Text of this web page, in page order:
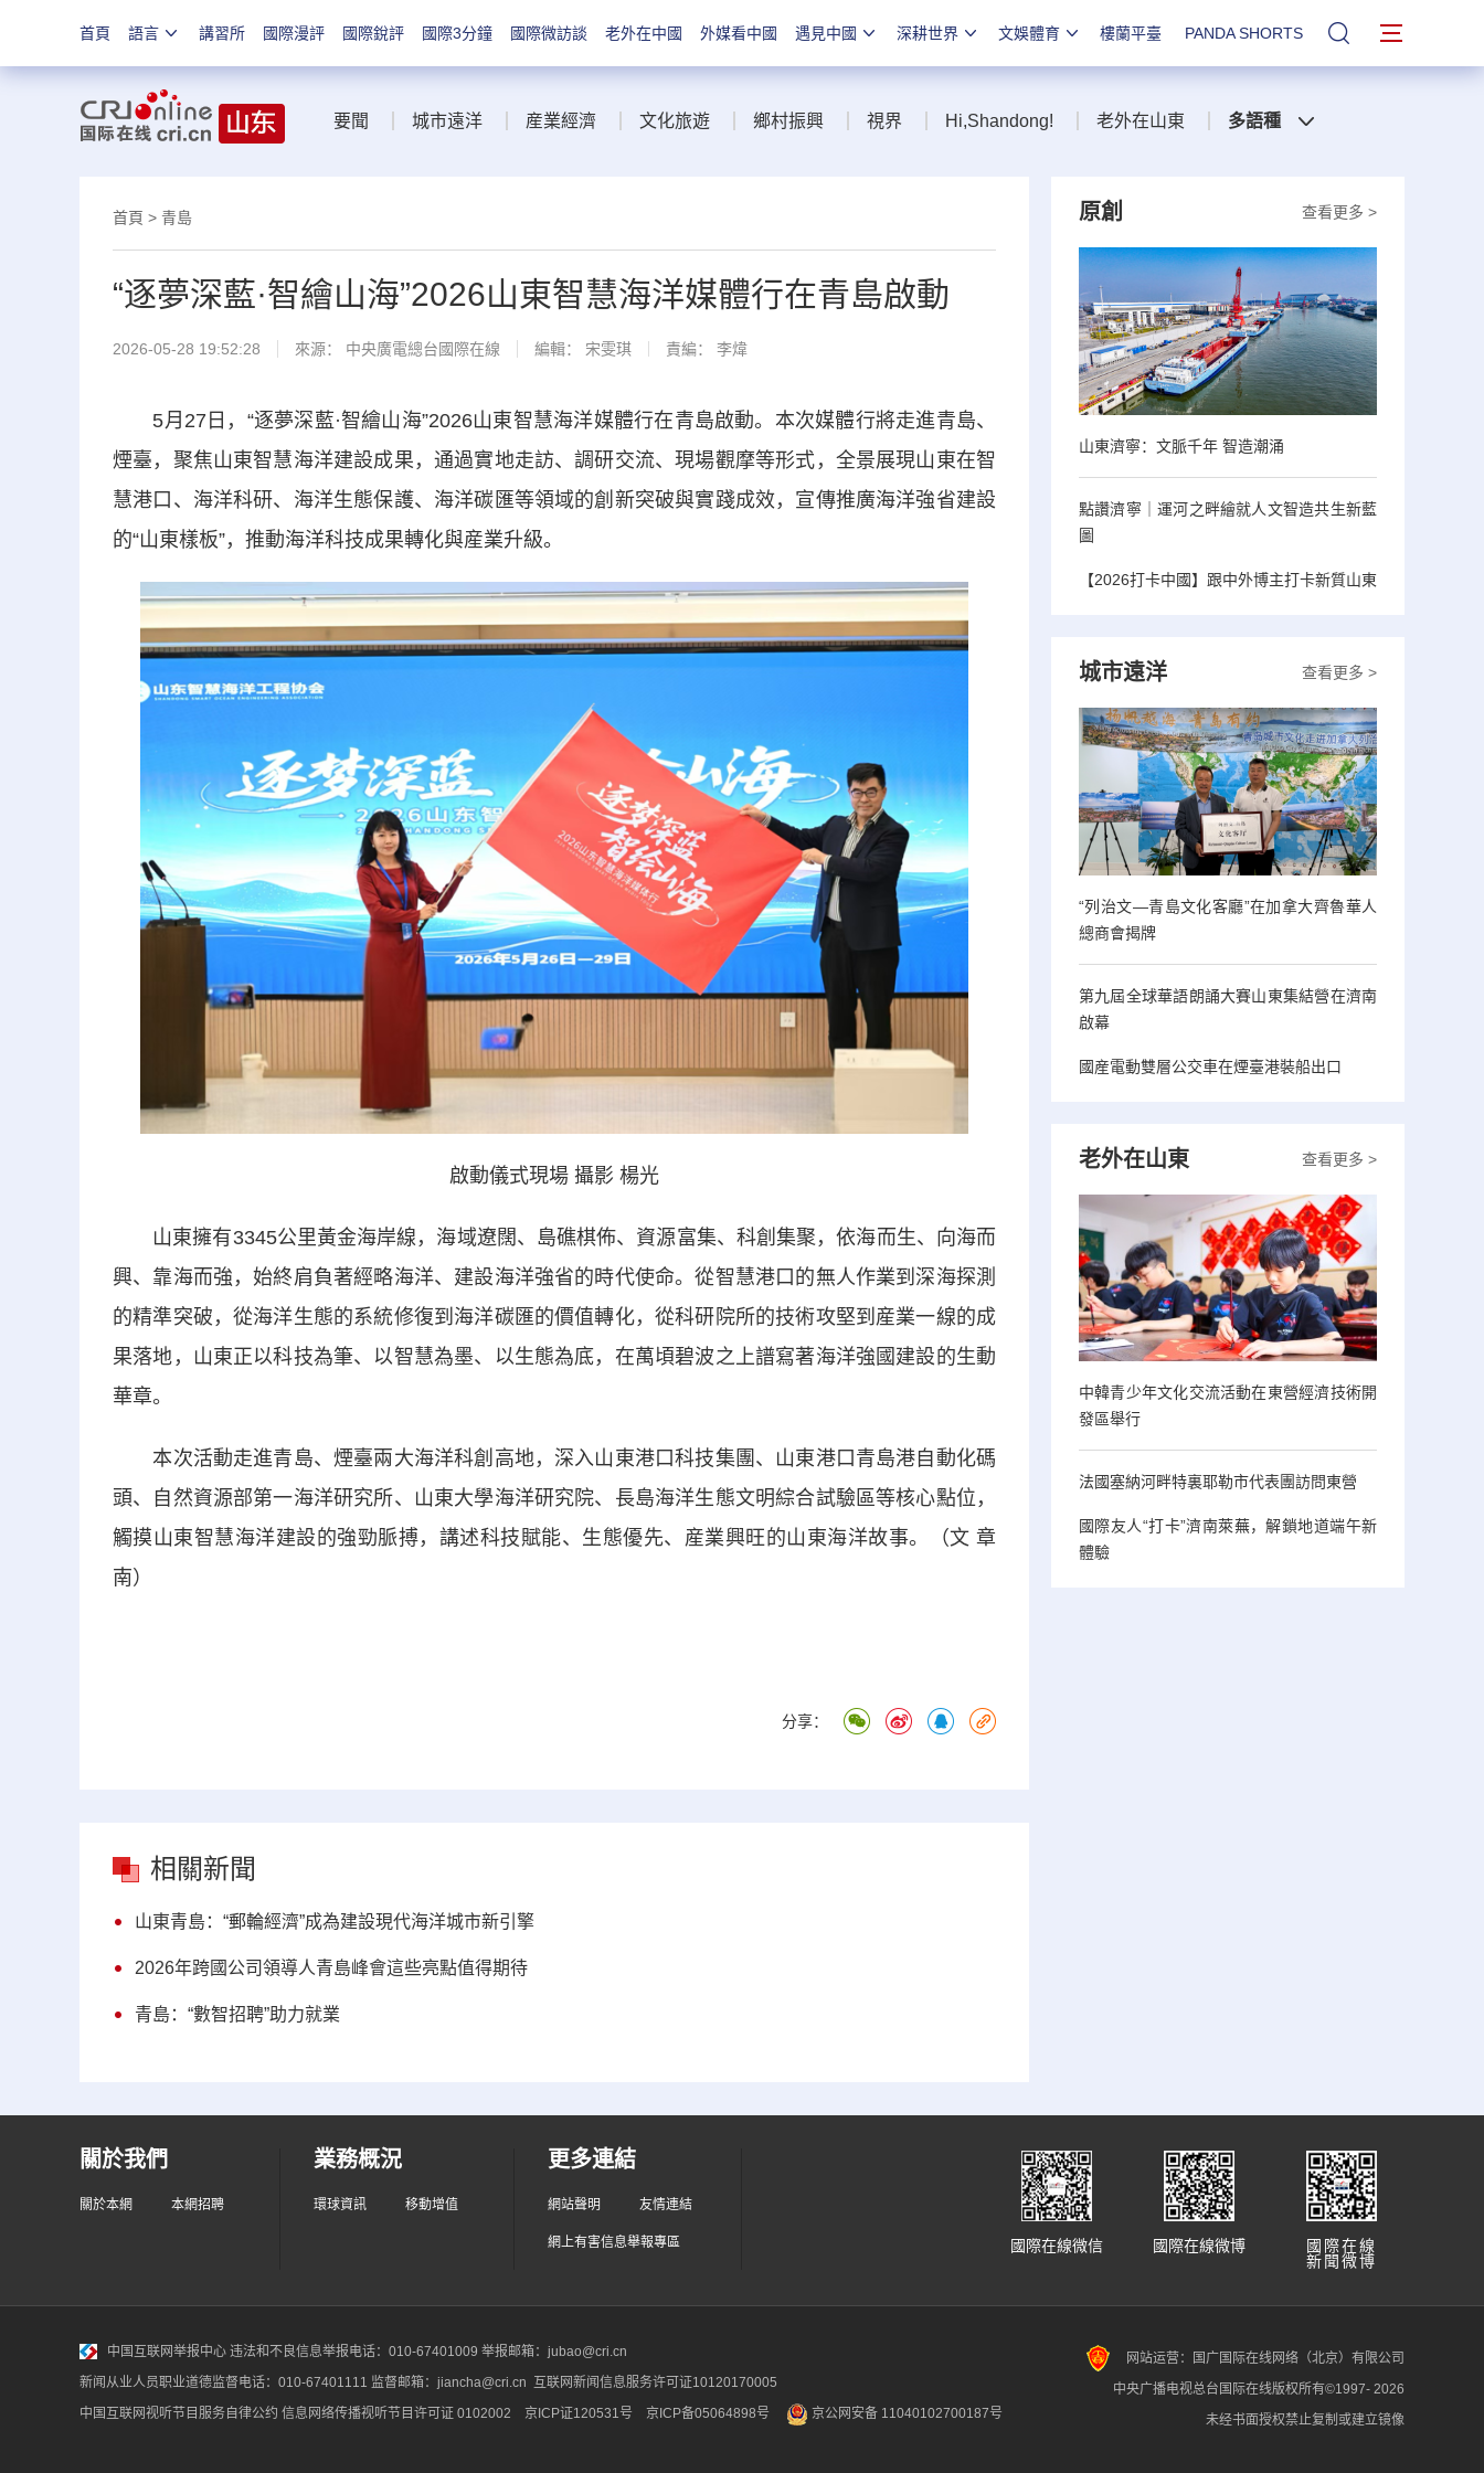
首頁 語言 講習所 國際漫評 國際銳評 國際3分鐘 國際微訪談 老外在中國 外媒看中國 遇見中國 深耕世界 文娛體育 樓蘭平臺 PANDA SHORTS 站內搜索
要聞 城市遠洋 産業經濟 文化旅遊 鄉村振興 視界 Hi,Shandong! 老外在山東 多語種
首頁 > 青島
“逐夢深藍·智繪山海”2026山東智慧海洋媒體行在青島啟動
2026-05-28 19:52:28 來源： 中央廣電總台國際在線 編輯： 宋雯琪 責編： 李煒
5月27日，“逐夢深藍·智繪山海”2026山東智慧海洋媒體行在青島啟動。本次媒體行將走進青島、
煙臺，聚焦山東智慧海洋建設成果，通過實地走訪、調研交流、現場觀摩等形式，全景展現山東在智
慧港口、海洋科研、海洋生態保護、海洋碳匯等領域的創新突破與實踐成效，宣傳推廣海洋強省建設
的“山東樣板”，推動海洋科技成果轉化與産業升級。
啟動儀式現場 攝影 楊光
山東擁有3345公里黃金海岸線，海域遼闊、島礁棋佈、資源富集、科創集聚，依海而生、向海而
興、靠海而強，始終肩負著經略海洋、建設海洋強省的時代使命。從智慧港口的無人作業到深海探測
的精準突破，從海洋生態的系統修復到海洋碳匯的價值轉化，從科研院所的技術攻堅到産業一線的成
果落地，山東正以科技為筆、以智慧為墨、以生態為底，在萬頃碧波之上譜寫著海洋強國建設的生動
華章。
本次活動走進青島、煙臺兩大海洋科創高地，深入山東港口科技集團、山東港口青島港自動化碼
頭、自然資源部第一海洋研究所、山東大學海洋研究院、長島海洋生態文明綜合試驗區等核心點位，
觸摸山東智慧海洋建設的強勁脈搏，講述科技賦能、生態優先、産業興旺的山東海洋故事。（文 章
南）
分享：
相關新聞
山東青島：“郵輪經濟”成為建設現代海洋城市新引擎
2026年跨國公司領導人青島峰會這些亮點值得期待
青島：“數智招聘”助力就業
查看更多 >
原創
山東濟寧：文脈千年 智造潮涌
點讚濟寧｜運河之畔繪就人文智造共生新藍
圖
【2026打卡中國】跟中外博主打卡新質山東
查看更多 >
城市遠洋
“列治文—青島文化客廳”在加拿大齊魯華人
總商會揭牌
第九屆全球華語朗誦大賽山東集結營在濟南
啟幕
國産電動雙層公交車在煙臺港裝船出口
查看更多 >
老外在山東
中韓青少年文化交流活動在東營經濟技術開
發區舉行
法國塞納河畔特裏耶勒市代表團訪問東營
國際友人“打卡”濟南萊蕪，解鎖地道端午新
體驗
關於我們
關於本網 本網招聘
業務概況
環球資訊 移動增值
更多連結
網站聲明 友情連結
網上有害信息舉報專區
國際在線
新聞微博
國際在線微博
國際在線微信
中国互联网举报中心 违法和不良信息举报电话：010-67401009 举报邮箱：jubao@cri.cn
新闻从业人员职业道德监督电话：010-67401111 监督邮箱：jiancha@cri.cn 互联网新闻信息服务许可证10120170005
中国互联网视听节目服务自律公约 信息网络传播视听节目许可证 0102002 京ICP证120531号 京ICP备05064898号 京公网安备 11040102700187号
网站运营：国广国际在线网络（北京）有限公司
中央广播电视总台国际在线版权所有©1997- 2026
未经书面授权禁止复制或建立镜像